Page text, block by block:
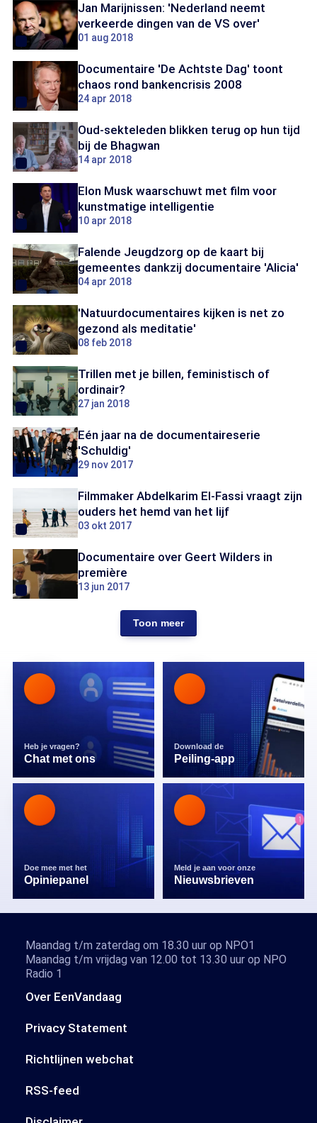
Jan Marijnissen: 'Nederland neemt
verkeerde dingen van de VS over'
01 aug 2018
Documentaire 'De Achtste Dag' toont
chaos rond bankencrisis 2008
24 apr 2018
Oud-sekteleden blikken terug op hun tijd
bij de Bhagwan
14 apr 2018
Elon Musk waarschuwt met film voor
kunstmatige intelligentie
10 apr 2018
Falende Jeugdzorg op de kaart bij
gemeentes dankzij documentaire 'Alicia'
04 apr 2018
'Natuurdocumentaires kijken is net zo
gezond als meditatie'
08 feb 2018
Trillen met je billen, feministisch of
ordinair?
27 jan 2018
Eén jaar na de documentaireserie
'Schuldig'
29 nov 2017
Filmmaker Abdelkarim El-Fassi vraagt zijn
ouders het hemd van het lijf
03 okt 2017
Documentaire over Geert Wilders in
première
13 jun 2017
Toon meer
Heb je vragen?
Chat met ons
Download de
Peiling-app
Doe mee met het
Opiniepanel
Meld je aan voor onze
Nieuwsbrieven
Over EenVandaag
Privacy Statement
Richtlijnen webchat
RSS-feed
Maandag t/m zaterdag om 18.30 uur op NPO1
Maandag t/m vrijdag van 12.00 tot 13.30 uur op NPO
Radio 1